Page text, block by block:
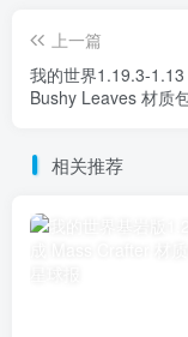
上一篇
我的世界1.19.3-1.13
Bushy Leaves 材质
相关推荐